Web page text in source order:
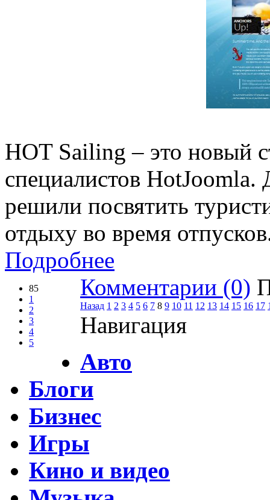
HOT Sailing – это новый
специалистов
решили посвятить
отдыху во время
Подробнее
85
1
2
3
4
5
Комментарии (0)
Назад 1 2 3 4 5 6 7 8 9 10 11 12 13 14 15 16 17
Навигация
Авто
Блоги
Бизнес
Игры
Кино и видео